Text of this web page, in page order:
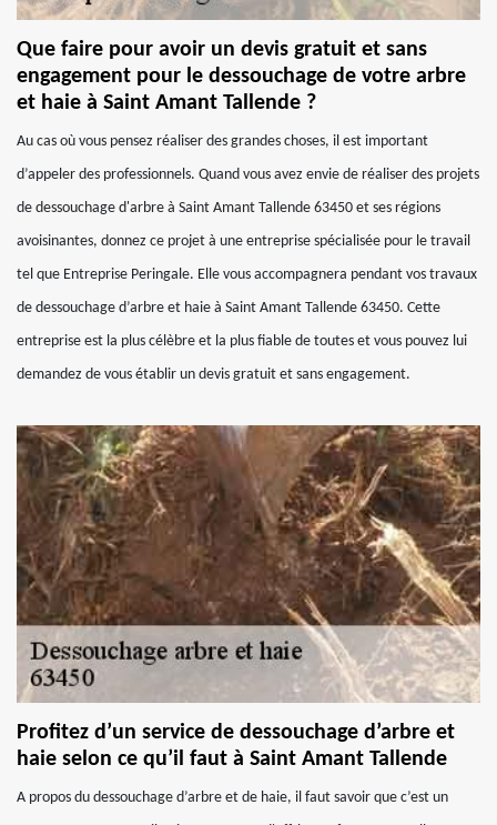
Que faire pour avoir un devis gratuit et sans
engagement pour le dessouchage de votre arbre
et haie à Saint Amant Tallende ?
Au cas où vous pensez réaliser des grandes choses, il est important
d’appeler des professionnels. Quand vous avez envie de réaliser des projets
de dessouchage d'arbre à Saint Amant Tallende 63450 et ses régions
avoisinantes, donnez ce projet à une entreprise spécialisée pour le travail
tel que Entreprise Peringale. Elle vous accompagnera pendant vos travaux
de dessouchage d’arbre et haie à Saint Amant Tallende 63450. Cette
entreprise est la plus célèbre et la plus fiable de toutes et vous pouvez lui
demandez de vous établir un devis gratuit et sans engagement.
Profitez d’un service de dessouchage d’arbre et
haie selon ce qu’il faut à Saint Amant Tallende
A propos du dessouchage d’arbre et de haie, il faut savoir que c’est un